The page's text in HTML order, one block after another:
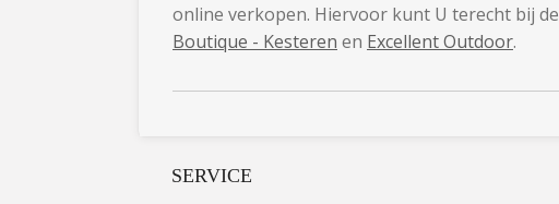
online verkopen. Hiervoor kunt U terecht bij de
Boutique - Kesteren en Excellent Outdoor.
SERVICE